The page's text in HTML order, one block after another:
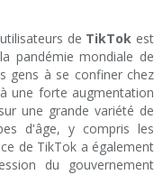
de TikTok est
pandémie mondiale de
gens à se confiner chez
une forte augmentation
une grande variété de
d'âge, y compris les
de TikTok a également
du gouvernement